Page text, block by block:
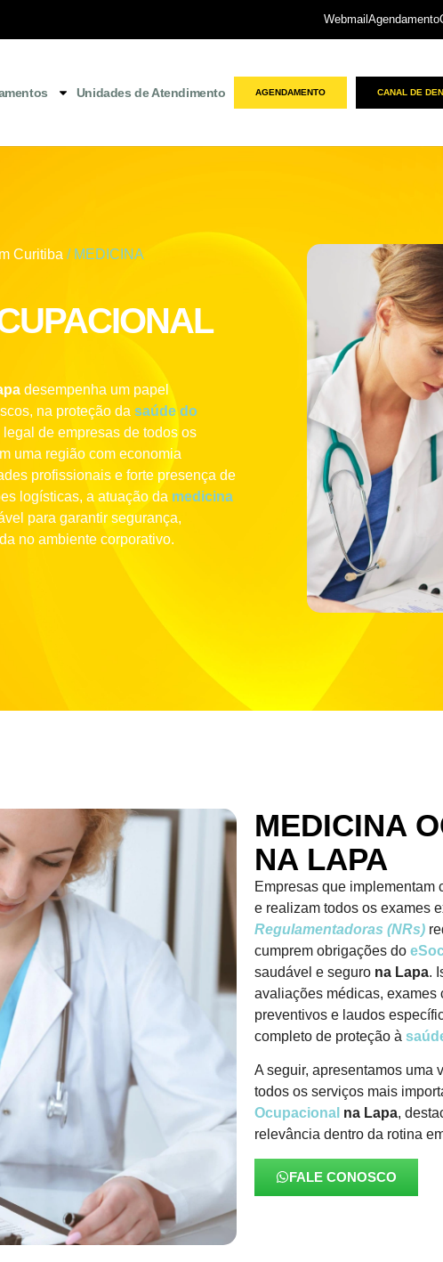
Webmail Agendamento
Unidades de Atendimento AGENDAMENTO CANAL DE
Curitiba / MEDICINA
desempenha um papel
na proteção da saúde do
de empresas de todos os
uma região com economia
profissionais e forte presença de
logísticas, a atuação da medicina
para garantir segurança,
no ambiente corporativo.
MEDICINA
NA LAPA
Empresas que implementam
e realizam todos os exames
Regulamentadoras (NRs)
cumprem obrigações do
saudável e seguro na Lapa.
avaliações médicas, exames
preventivos e laudos
completo de proteção à
A seguir, apresentamos uma
todos os serviços mais
Ocupacional na Lapa,
relevância dentro da rotina
FALE CONOSCO